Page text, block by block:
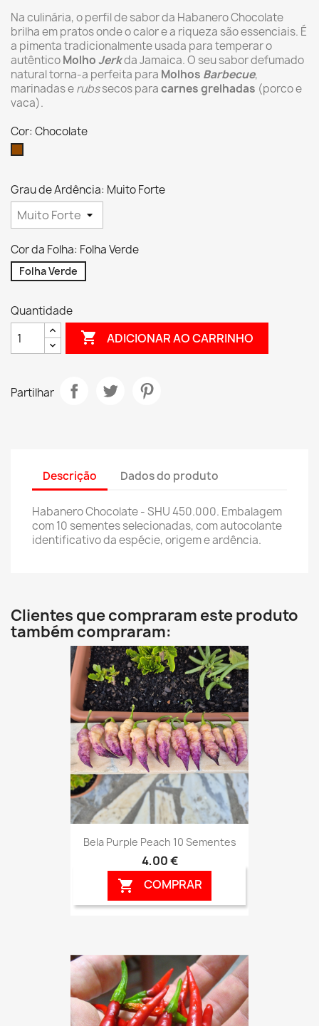
Na culinária, o perfil de sabor da Habanero Chocolate
brilha em pratos onde o calor e a riqueza são essenciais. É
a pimenta tradicionalmente usada para temperar o
autênticoMolhoJerkda Jamaica. O seu sabor defumado
natural torna-a perfeita para Molhos Barbecue,
marinadas erubssecos paracarnes grelhadas (porco e
vaca).
Cor: Chocolate
Grau de Ardência: Muito Forte
Cor da Folha: Folha Verde
Folha Verde
Quantidade
 ADICIONAR AO CARRINHO
Partilhar
Descrição Dados do produto
Habanero Chocolate - SHU 450.000. Embalagem
com 10 sementes selecionadas, com autocolante
identificativo da espécie, origem e ardência.
Clientes que compraram este produto
também compraram:
Bela Purple Peach 10 Sementes
4,00 €
 COMPRAR